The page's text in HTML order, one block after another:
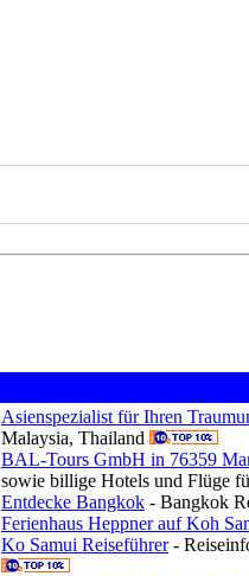
Asienspezialist für Ihren
Malaysia, Thailand
BAL-Tours GmbH in 76359
sowie billige Hotels und Flüge
Entdecke Bangkok - Bangkok
Ferienhaus Heppner auf Koh
Ko Samui Reiseführer-